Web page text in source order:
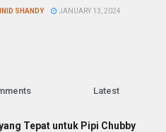
SHANDY JANUARY 13, 2024
Latest
Tepat untuk Pipi Chubby